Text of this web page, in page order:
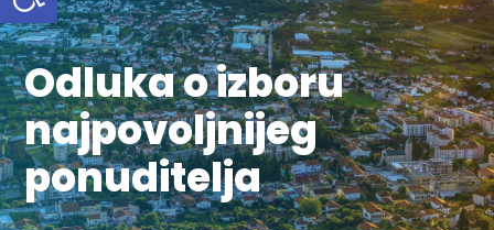
Odluka o izboru
najpovoljnijeg
ponuditelja